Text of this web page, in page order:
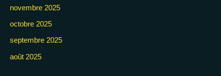
novembre 2025
octobre 2025
septembre 2025
août 2025